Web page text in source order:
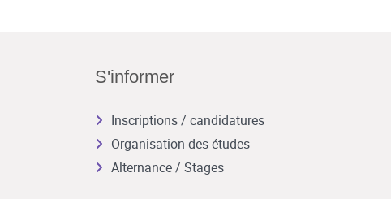
S'informer
Inscriptions / candidatures
Organisation des études
Alternance / Stages